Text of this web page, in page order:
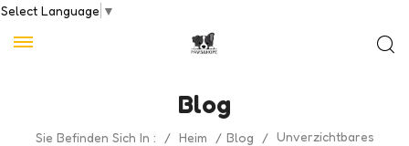
Select Language ▼
Blog
Sie Befinden Sich In : / Heim / Blog / Unverzichtbares